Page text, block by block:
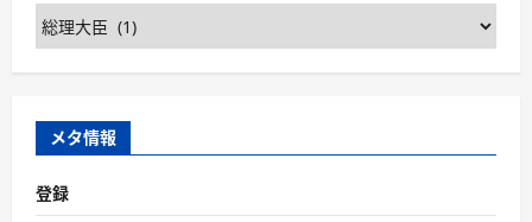
Categories
メタ情報
登録